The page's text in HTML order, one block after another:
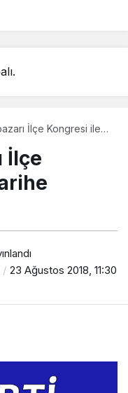
İlçe Kongresi ileri
İlçe
23 Ağustos 2018, 11:30